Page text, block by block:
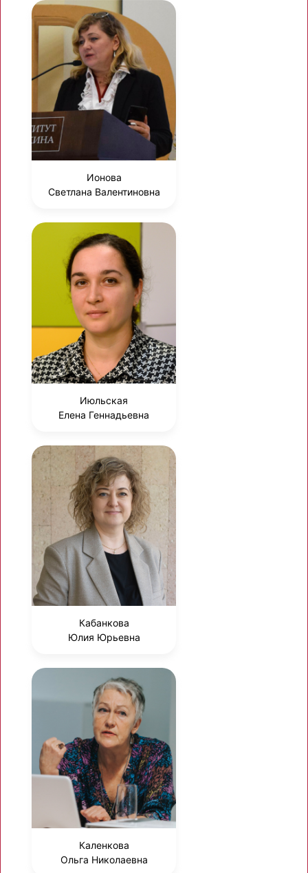
Ионова
Светлана Валентиновна
Июльская
Елена Геннадьевна
Кабанкова
Юлия Юрьевна
Каленкова
Ольга Николаевна